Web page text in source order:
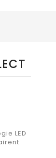
LED